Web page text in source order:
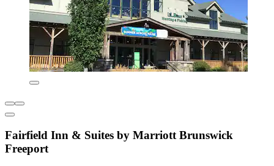
Fairfield Inn & Suites by Marriott Brunswick
Freeport